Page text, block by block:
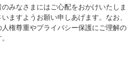
みなさまにはご心配をおかけいたしま
ますようお願い申しあげます。なお、
権尊重やプライバシー保護にご理解の